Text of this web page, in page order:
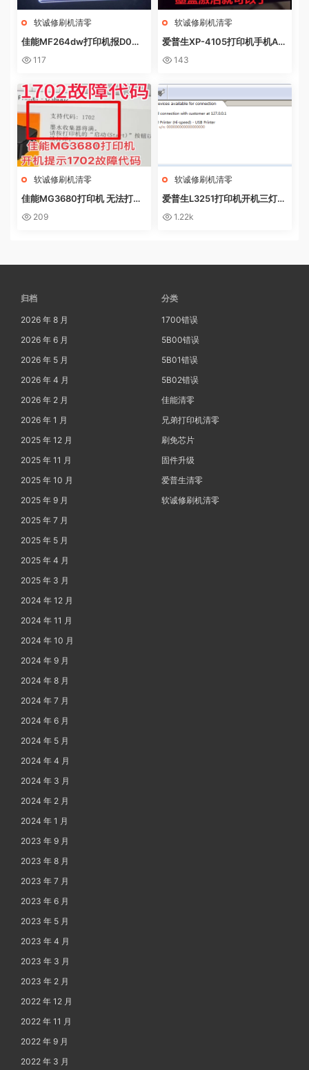
软诚修刷机清零
佳能MF264dw打印机报D0W
NL0AD MODE快速解决方法
117
软诚修刷机清零
爱普生XP-4105打印机手机AP
P上点了更新固件之后不识别墨
143
软诚修刷机清零
佳能MG3680打印机 无法打印
电脑提示错误代码5B02 废墨收
209
软诚修刷机清零
爱普生L3251打印机开机三灯长
亮 无自检动作
1.22k
归档
2026 年 8 月
2026 年 6 月
2026 年 5 月
2026 年 4 月
2026 年 2 月
2026 年 1 月
2025 年 12 月
2025 年 11 月
2025 年 10 月
2025 年 9 月
2025 年 7 月
2025 年 5 月
2025 年 4 月
2025 年 3 月
2024 年 12 月
2024 年 11 月
2024 年 10 月
2024 年 9 月
2024 年 8 月
2024 年 7 月
2024 年 6 月
2024 年 5 月
2024 年 4 月
2024 年 3 月
2024 年 2 月
2024 年 1 月
2023 年 9 月
2023 年 8 月
2023 年 7 月
2023 年 6 月
2023 年 5 月
2023 年 4 月
2023 年 3 月
2023 年 2 月
2022 年 12 月
2022 年 11 月
2022 年 9 月
2022 年 3 月
分类
1700错误
5B00错误
5B01错误
5B02错误
佳能清零
兄弟打印机清零
刷免芯片
固件升级
爱普生清零
软诚修刷机清零